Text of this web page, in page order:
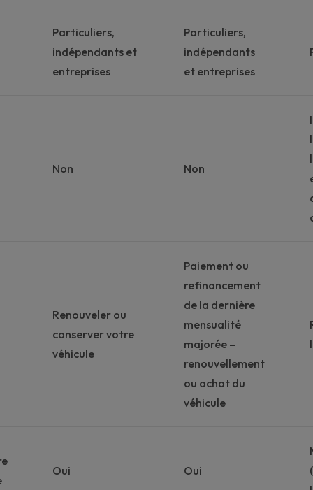
Particuliers,
indépendants et
entreprises
Particuliers,
indépendants
et entreprises
Non Non
Renouveler ou
conserver votre
véhicule
Paiement ou
refinancement
de la dernière
mensualité
majorée –
renouvellement
ou achat du
véhicule
Oui Oui